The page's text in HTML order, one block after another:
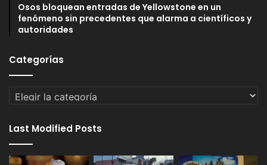
Osos bloquean entradas de Yellowstone en un
fenómeno sin precedentes que alarma a científicos y
autoridades
Categorías
Categorías
Last Modified Posts